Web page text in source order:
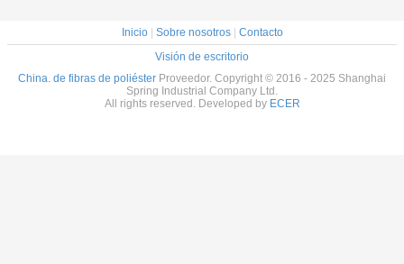
Inicio| Sobre nosotros| Contacto
Visión de escritorio
China. de fibras de poliéster Proveedor. Copyright © 2016 - 2025 Shanghai
Spring Industrial Company Ltd.
All rights reserved. Developed by ECER